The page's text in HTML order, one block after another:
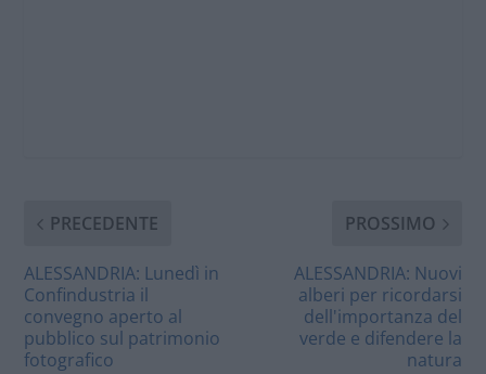
PRECEDENTE
ALESSANDRIA: Lunedì in
Confindustria il
convegno aperto al
pubblico sul patrimonio
fotografico
PROSSIMO
ALESSANDRIA: Nuovi
alberi per ricordarsi
dell'importanza del
verde e difendere la
natura